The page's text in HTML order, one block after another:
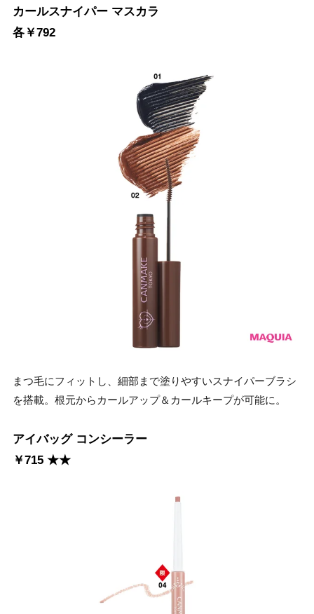
カールスナイパー マスカラ
各￥792
まつ毛にフィットし、細部まで塗りやすいスナイパーブラシ
を搭載。根元からカールアップ＆カールキープが可能に。
アイバッグ コンシーラー
￥715 ★★